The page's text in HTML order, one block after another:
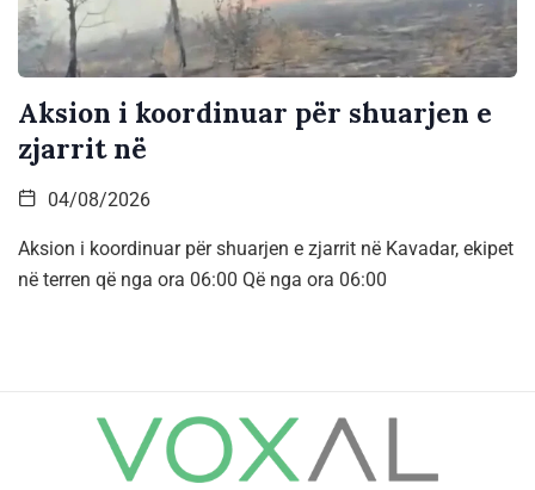
Aksion i koordinuar për shuarjen e
zjarrit në
04/08/2026
Aksion i koordinuar për shuarjen e zjarrit në Kavadar, ekipet
në terren që nga ora 06:00 Që nga ora 06:00